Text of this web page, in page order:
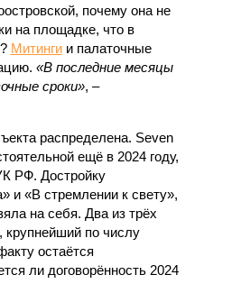
почему она не
на площадке, что в
Митингии палаточные
«В последние месяцы
сроки», –
распределена. Seven
ещё в 2024 году,
РФ. Достройку
и «В стремлении к свету»,
на себя. Два из трёх
крупнейший по числу
остаётся
ли договорённость 2024